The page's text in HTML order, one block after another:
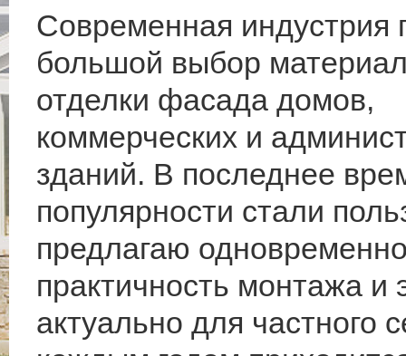
Современная индустрия
большой выбор
отделки фасада домов,
коммерческих и
зданий. В последнее
популярности стали
предлагаю
практичность монтажа и
актуально для частного